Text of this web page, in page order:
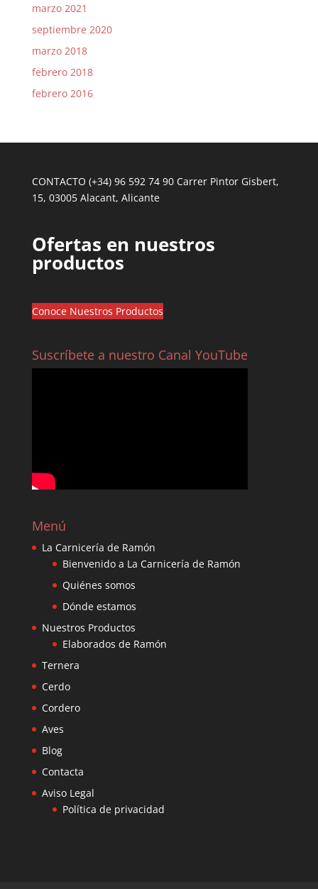
marzo 2021
septiembre 2020
marzo 2018
febrero 2018
febrero 2016
CONTACTO (+34) 96 592 74 90 Carrer Pintor Gisbert,
15, 03005 Alacant, Alicante
Ofertas en nuestros
productos
Conoce Nuestros Productos
Suscríbete a nuestro Canal YouTube
Menú
La Carnicería de Ramón
Bienvenido a La Carnicería de Ramón
Quiénes somos
Dónde estamos
Nuestros Productos
Elaborados de Ramón
Ternera
Cerdo
Cordero
Aves
Blog
Contacta
Aviso Legal
Política de privacidad